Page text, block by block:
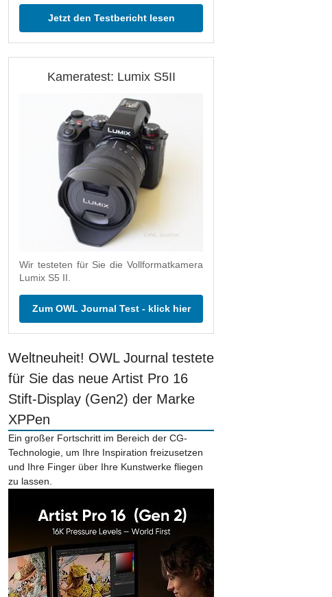
Jetzt den Testbericht lesen
Kameratest: Lumix S5II
Wir testeten für Sie die Vollformatkamera
Lumix S5 II.
Zum OWL Journal Test - klick hier
Weltneuheit! OWL Journal testete
für Sie das neue Artist Pro 16
Stift-Display (Gen2) der Marke
XPPen
Ein großer Fortschritt im Bereich der CG-
Technologie, um Ihre Inspiration freizusetzen
und Ihre Finger über Ihre Kunstwerke fliegen
zu lassen.